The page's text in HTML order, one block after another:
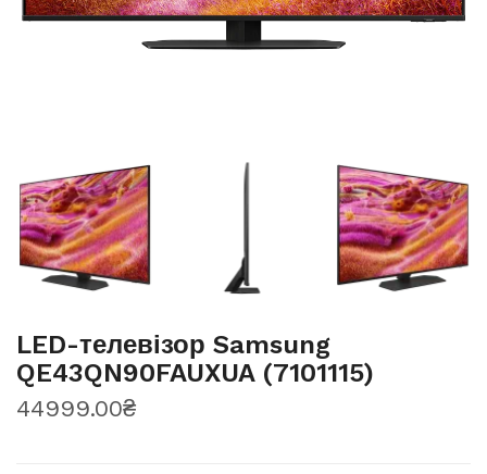
LED-телевізор Samsung
QE43QN90FAUXUA (7101115)
44999.00₴